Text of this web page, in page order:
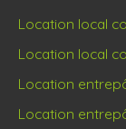
Location local
Location local
Location
Location